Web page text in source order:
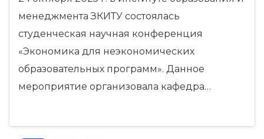
менеджмента ЗКИТУ состоялась
студенческая научная конференция
«Экономика для неэкономических
образовательных программ». Данное
мероприятие организовала кафедра…